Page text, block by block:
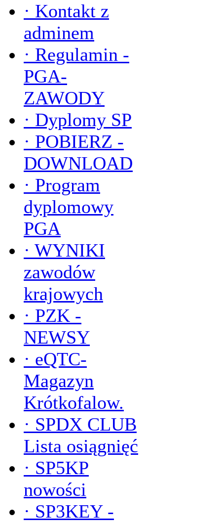
· Kontakt z
adminem
· Regulamin -
PGA-
ZAWODY
· Dyplomy SP
· POBIERZ -
DOWNLOAD
· Program
dyplomowy
PGA
· WYNIKI
zawodów
krajowych
· PZK -
NEWSY
· eQTC-
Magazyn
Krótkofalow.
· SPDX CLUB
Lista osiągnięć
· SP5KP
nowości
· SP3KEY -